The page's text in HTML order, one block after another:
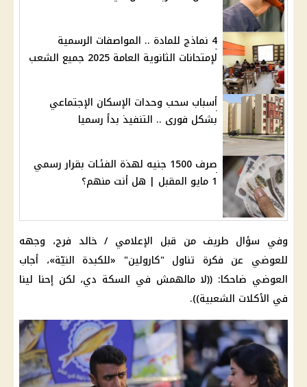
4 نماذج للمادة .. المواصفات الرسمية
لإمتحانات الثانوية العامة 2025 جميع الشعب
أسباب سحب وحدات الإسكان الإجتماعي
بشكل فورى .. التنفيذ بدأ رسميا
صرف 1500 جنيه لهذة الفئـات بقرار رسمي
1 مايو المقبل | هل أنت منهم؟
وفي سؤال طريف من قبل الإعلامي / خالد فرج، وجهه
للعوضي عن فكرة تناول "كارولين" «للكبدة النيّة»، أجاب
العوضي ضاحكا: ((لا مالهمش في السكة دي، لكن إحنا لينا
في الأكلات الشعبية)).